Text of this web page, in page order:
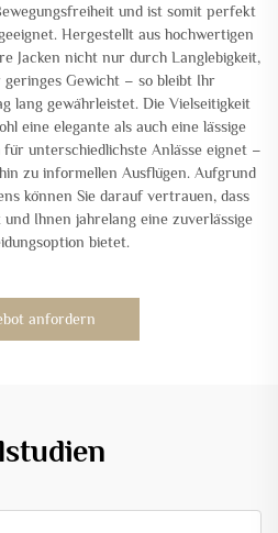
und ist somit perfekt
Hergestellt aus hochwertigen
Jacken nicht nur durch Langlebigkeit,
Gewicht – so bleibt Ihr
lang gewährleistet. Die Vielseitigkeit
eine elegante als auch eine lässige
unterschiedlichste Anlässe eignet –
zu informellen Ausflügen. Aufgrund
können Sie darauf vertrauen, dass
und Ihnen jahrelang eine zuverlässige
bietet.
anfordern